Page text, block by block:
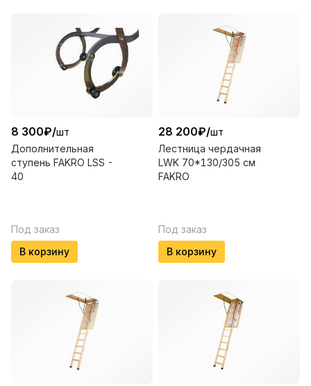
8 300₽/шт
Дополнительная
ступень FAKRO LSS -
40
Под заказ
В корзину
28 200₽/шт
Лестница чердачная
LWK 70*130/305 см
FAKRO
Под заказ
В корзину